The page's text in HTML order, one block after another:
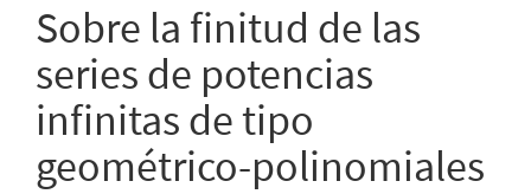
Sobre la finitud de las
series de potencias
infinitas de tipo
geométrico-polinomiales